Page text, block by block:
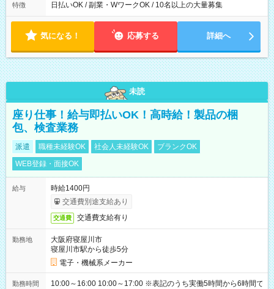
特徴 日払いOK / 副業・WワークOK / 10名以上の大量募集
気になる！ 応募する 詳細へ
未読
座り仕事！給与即払いOK！高時給！製品の梱
包、検査業務
派遣 職種未経験OK 社会人未経験OK
ブランクOK
WEB登録・面接OK
給与
時給1400円
交通費別途支給あり
交通費 交通費支給有り
勤務地
大阪府寝屋川市
寝屋川市駅から徒歩5分
電子・機械系メーカー
勤務時間
10:00～16:00 10:00～17:00 ※表記のうち実働5時間から6時間で